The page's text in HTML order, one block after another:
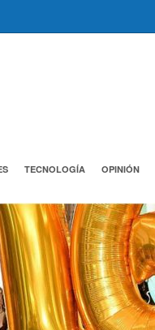
TECNOLOGÍA OPINIÓN